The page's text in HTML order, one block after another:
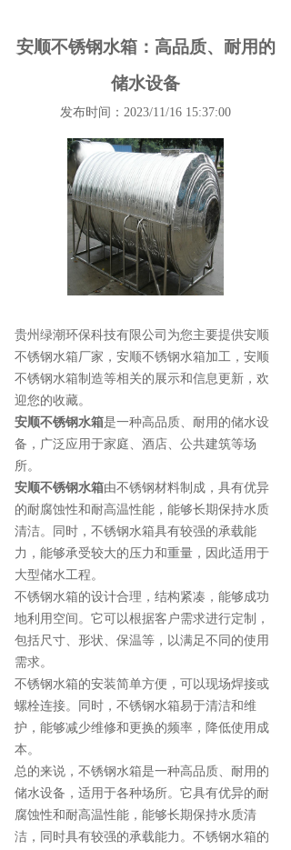
安顺不锈钢水箱：高品质、耐用的
储水设备
发布时间：2023/11/16 15:37:00
贵州绿潮环保科技有限公司为您主要提供安顺
不锈钢水箱厂家 ，安顺不锈钢水箱加工，安顺
不锈钢水箱制造等相关的展示和信息更新，欢
迎您的收藏。
安顺不锈钢水箱是一种高品质、耐用的储水设
备，广泛应用于家庭、酒店、公共建筑等场
所。
安顺不锈钢水箱由不锈钢材料制成，具有优异
的耐腐蚀性和耐高温性能，能够长期保持水质
清洁。同时，不锈钢水箱具有较强的承载能
力，能够承受较大的压力和重量，因此适用于
大型储水工程。
不锈钢水箱的设计合理，结构紧凑，能够成功
地利用空间。它可以根据客户需求进行定制，
包括尺寸、形状、保温等，以满足不同的使用
需求。
不锈钢水箱的安装简单方便，可以现场焊接或
螺栓连接。同时，不锈钢水箱易于清洁和维
护，能够减少维修和更换的频率，降低使用成
本。
总的来说，不锈钢水箱是一种高品质、耐用的
储水设备，适用于各种场所。它具有优异的耐
腐蚀性和耐高温性能，能够长期保持水质清
洁，同时具有较强的承载能力。不锈钢水箱的